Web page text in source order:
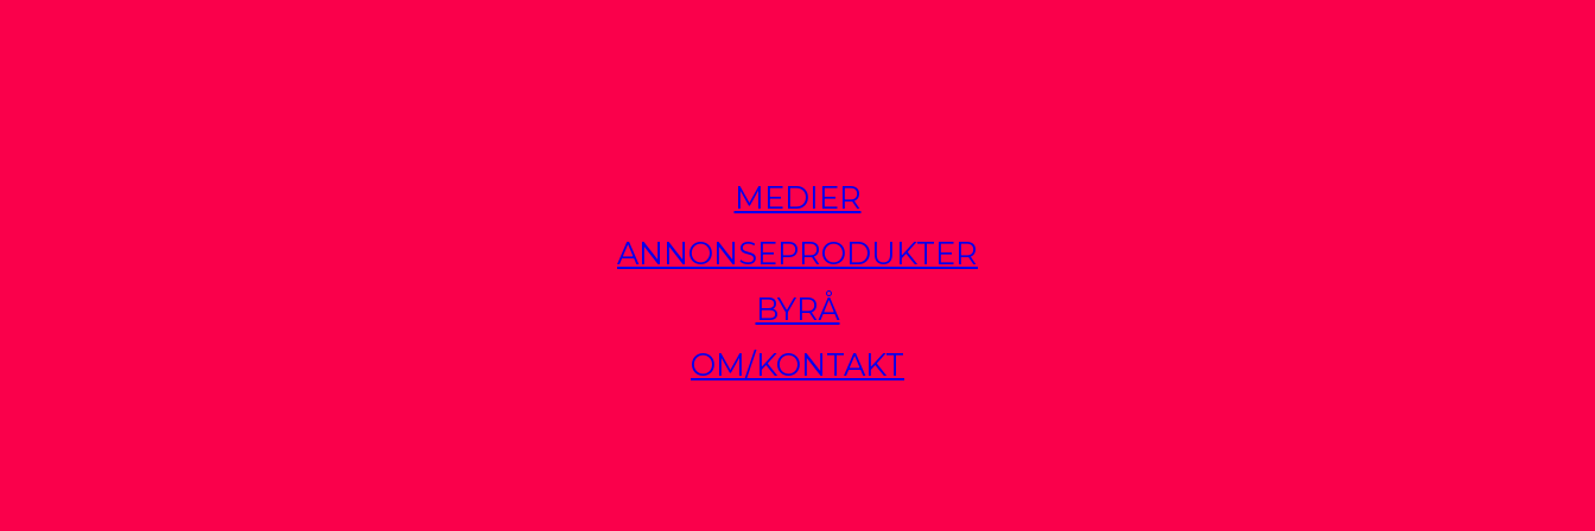
MEDIER
ANNONSEPRODUKTER
BYRÅ
OM/KONTAKT